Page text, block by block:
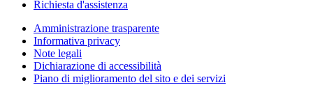
Richiesta d'assistenza
Amministrazione trasparente
Informativa privacy
Note legali
Dichiarazione di accessibilità
Piano di miglioramento del sito e dei servizi